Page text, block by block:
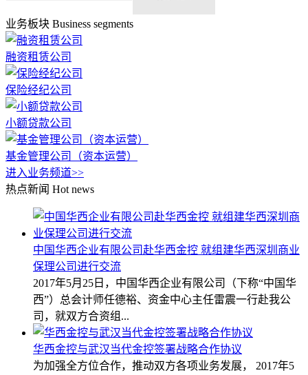
业务板块 Business segments
融资租赁公司
保险经纪公司
小额贷款公司
基金管理公司（资本运营）
进入业务频道>>
热点新闻 Hot news
中国华西企业有限公司赴华西金控 就组建华西深圳商业
保理公司进行交流
2017年5月25日，中国华西企业有限公司（下称“中国华
西”）总会计师任德裕、资金中心主任雷震一行赴我公
司，就双方合资组...
华西金控与武汉当代金控签署战略合作协议
为加强全方位合作，推动双方各项业务发展， 2017年5